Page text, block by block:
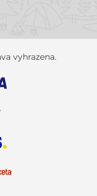
vyhrazena.